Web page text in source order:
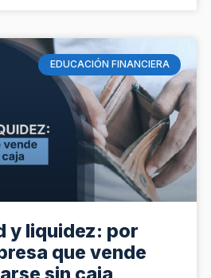
EDUCACIÓN FINANCIERA
y liquidez: por
que vende